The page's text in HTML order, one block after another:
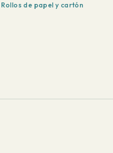
Rollos de papel y cartón